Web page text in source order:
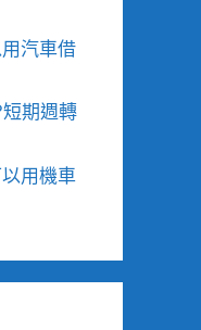
汽車借
期週轉
用機車